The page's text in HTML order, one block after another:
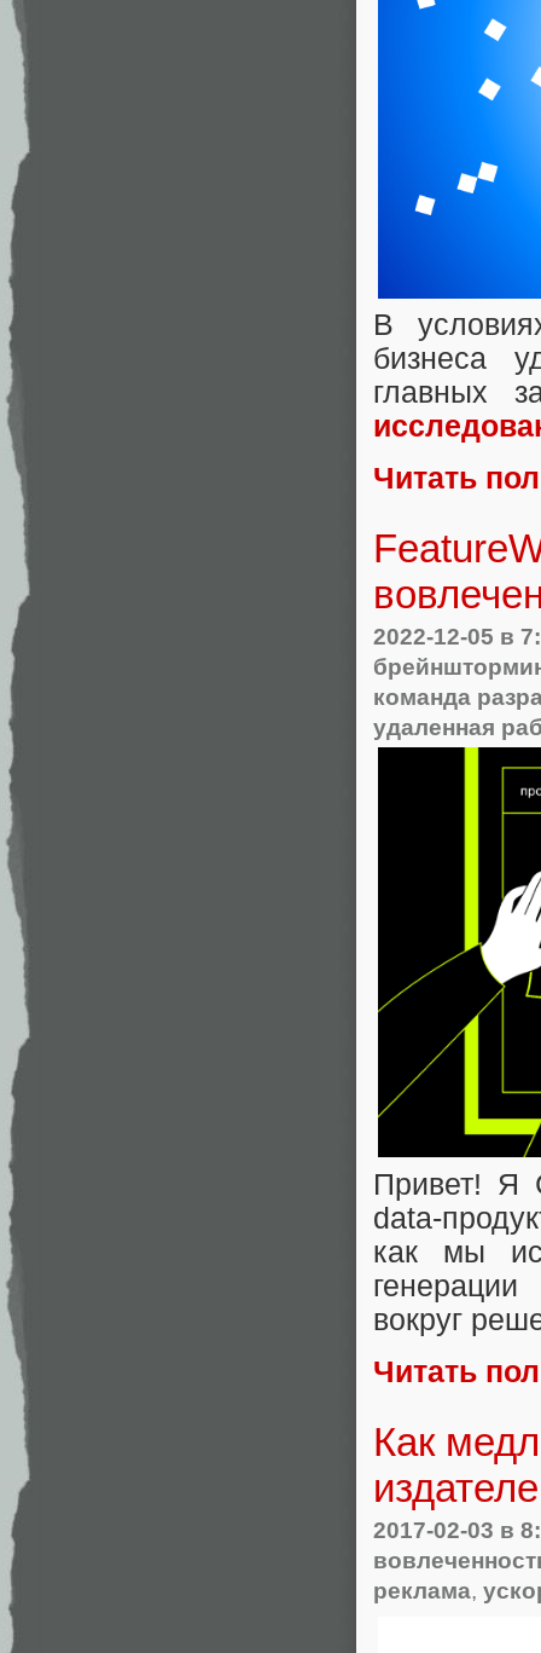
В
бизнеса
главных
Читать
2022-12-05 в
команда
удаленная
Привет! Я
data-
как мы
вокруг
Читать
Как
2017-02-03 в
реклама,